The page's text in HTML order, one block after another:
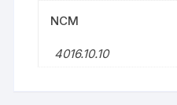
NCM
4016.10.10